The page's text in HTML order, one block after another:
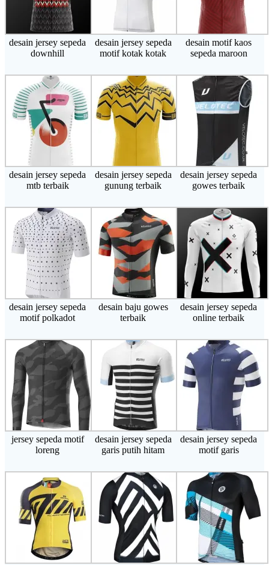
desain jersey sepeda
downhill
desain jersey sepeda
motif kotak kotak
desain motif kaos
sepeda maroon
desain jersey sepeda
mtb terbaik
desain jersey sepeda
gunung terbaik
desain jersey sepeda
gowes terbaik
desain jersey sepeda
motif polkadot
desain baju gowes
terbaik
desain jersey sepeda
online terbaik
jersey sepeda motif
loreng
desain jersey sepeda
garis putih hitam
desain jersey sepeda
motif garis